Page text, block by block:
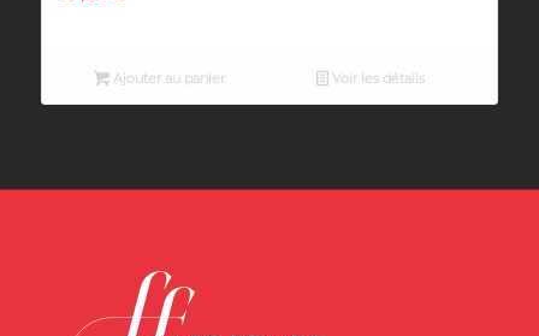
Ajouter au panier Voir les détails